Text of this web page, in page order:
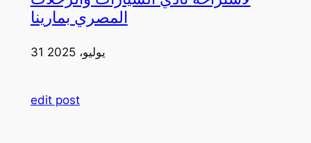
المصري بمارينا
31 يوليو، 2025
edit post